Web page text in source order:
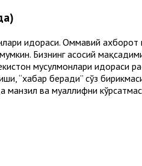
идораси. Оммавий ахборот
Бизнинг асосий
мусулмонлари идораси
“хабар беради” сўз
манзил ва муаллифни